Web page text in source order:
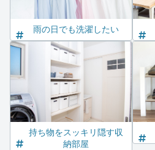
雨の日でも洗濯したい
持ち物をスッキリ隠す収
納部屋